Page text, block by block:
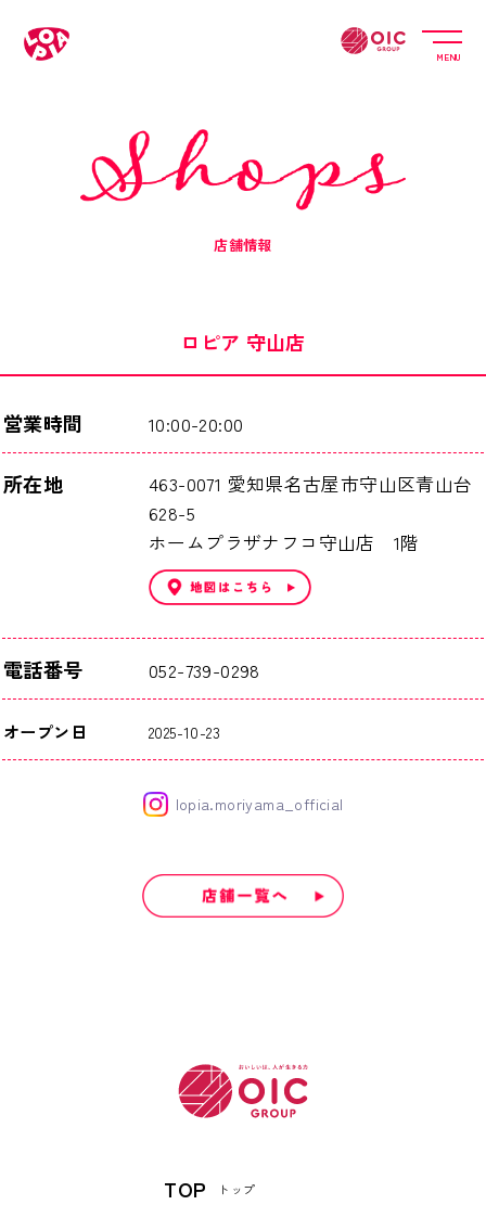
MENU
店舗情報
ロピア 守山店
営業時間 10:00-20:00
所在地
463-0071 愛知県名古屋市守山区青山台
628-5
ホームプラザナフコ守山店 1階
電話番号 052-739-0298
オープン日 2025-10-23
lopia.moriyama_official
TOP トップ